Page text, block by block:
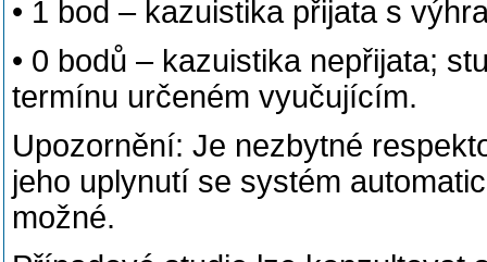
• 1 bod – kazuistika přijata s
• 0 bodů – kazuistika nepřijata;
termínu určeném vyučujícím.
Upozornění: Je nezbytné
jeho uplynutí se systém
možné.